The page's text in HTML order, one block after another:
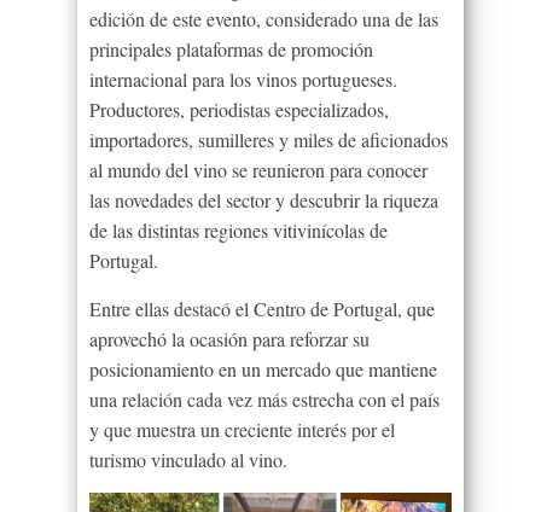
edición de este evento, considerado una de las
principales plataformas de promoción
internacional para los vinos portugueses.
Productores, periodistas especializados,
importadores, sumilleres y miles de aficionados
al mundo del vino se reunieron para conocer
las novedades del sector y descubrir la riqueza
de las distintas regiones vitivinícolas de
Portugal.
Entre ellas destacó el Centro de Portugal, que
aprovechó la ocasión para reforzar su
posicionamiento en un mercado que mantiene
una relación cada vez más estrecha con el país
y que muestra un creciente interés por el
turismo vinculado al vino.